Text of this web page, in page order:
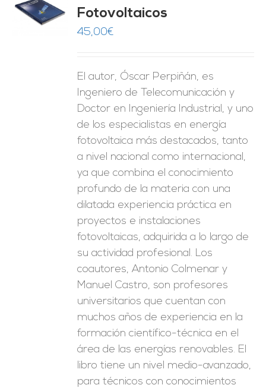
Fotovoltaicos
45,00€
El autor, Óscar Perpiñán, es
Ingeniero de Telecomunicación y
Doctor en Ingeniería Industrial, y uno
de los especialistas en energía
fotovoltaica más destacados, tanto
a nivel nacional como internacional,
ya que combina el conocimiento
profundo de la materia con una
dilatada experiencia práctica en
proyectos e instalaciones
fotovoltaicas, adquirida a lo largo de
su actividad profesional. Los
coautores, Antonio Colmenar y
Manuel Castro, son profesores
universitarios que cuentan con
muchos años de experiencia en la
formación científico-técnica en el
área de las energías renovables. El
libro tiene un nivel medio-avanzado,
para técnicos con conocimientos